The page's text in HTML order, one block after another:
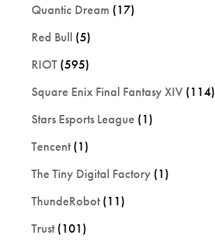
Quantic Dream (17)
Red Bull (5)
RIOT(595)
Square Enix Final Fantasy XIV(114)
Stars Esports League (1)
Tencent(1)
The Tiny Digital Factory(1)
ThundeRobot(11)
Trust(101)